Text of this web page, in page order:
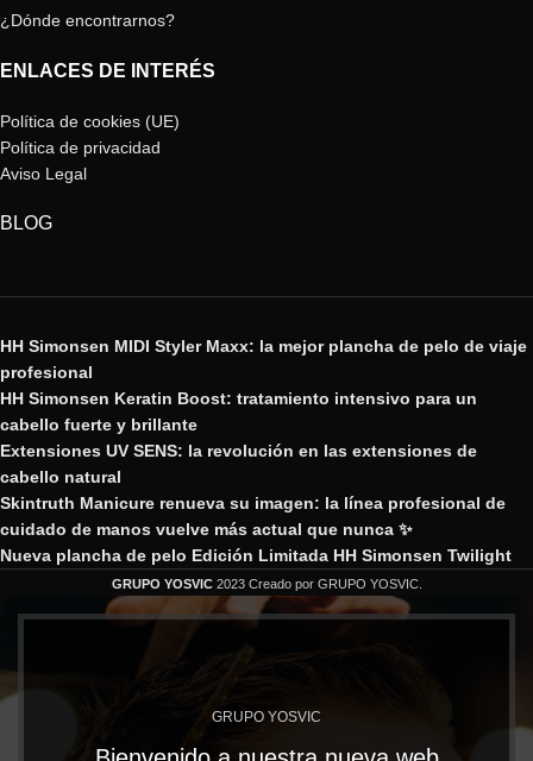
¿Dónde encontrarnos?
ENLACES DE INTERÉS
Política de cookies (UE)
Política de privacidad
Aviso Legal
BLOG
HH Simonsen MIDI Styler Maxx: la mejor plancha de pelo de viaje
profesional
HH Simonsen Keratin Boost: tratamiento intensivo para un
cabello fuerte y brillante
Extensiones UV SENS: la revolución en las extensiones de
cabello natural
Skintruth Manicure renueva su imagen: la línea profesional de
cuidado de manos vuelve más actual que nunca ✨
Nueva plancha de pelo Edición Limitada HH Simonsen Twilight
GRUPO YOSVIC 2023 Creado por GRUPO YOSVIC.
GRUPO YOSVIC